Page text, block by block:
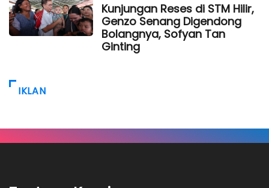
Kunjungan Reses di STM Hilir,
Genzo Senang Digendong
Bolangnya, Sofyan Tan
Ginting
IKLAN